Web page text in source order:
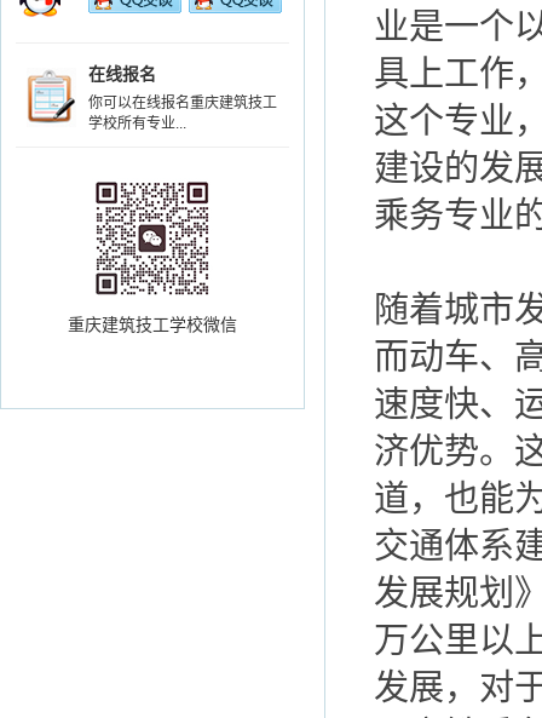
在线报名
你可以在线报名重庆建筑技工
学校所有专业...
重庆建筑技工学校微信
业是一个
具上工作
这个专业
建设的发
乘务专业
随着城市
而动车、
速度快、
济优势。
道，也能
交通体系
发展规划
万公里以
发展，对